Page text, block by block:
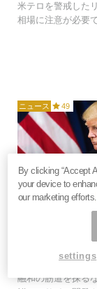
米テロを警戒した
相場に注意が必要で
ニュース 49
2018年3月4日
外貨を狙う北
バー攻撃、米
韓国が平昌五輪を
融和の筋道を探る
By clicking “Accept
your device to
our marketing
settings